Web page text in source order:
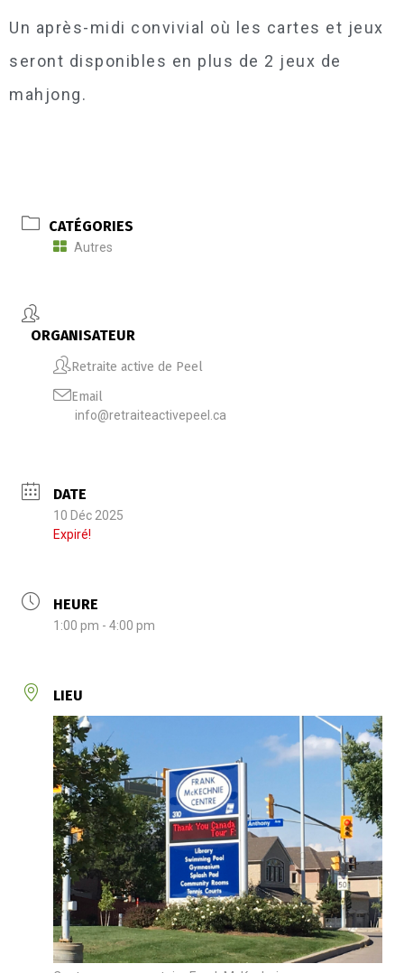
Un après-midi convivial où les cartes et jeux
seront disponibles en plus de 2 jeux de
mahjong.
CATÉGORIES
Autres
ORGANISATEUR
Retraite active de Peel
Email
info@retraiteactivepeel.ca
DATE
10 Déc 2025
Expiré!
HEURE
1:00 pm - 4:00 pm
LIEU